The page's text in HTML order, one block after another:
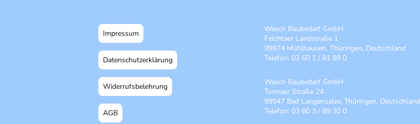
Impressum
AGB
Datenschutzerklärung
Widerrufsbelehrung
Wesch Baubedarf GmbH
Felchtaer Landstraße 1
99974 Mühlhausen, Thüringen, Deutschland
Telefon: 03 60 1 / 81 89 0
Wesch Baubedarf GmbH
Tonnaer Straße 24
99947 Bad Langensalza, Thüringen, Deutschland
Telefon: 03 60 3 / 89 30 0